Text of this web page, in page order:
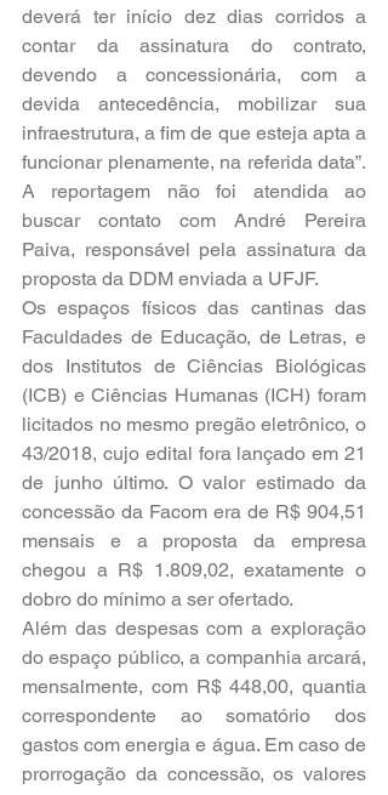
deverá ter início dez dias corridos a
contar da assinatura do contrato,
devendo a concessionária, com a
devida antecedência, mobilizar sua
infraestrutura, a fim de que esteja apta a
funcionar plenamente, na referida data”.
A reportagem não foi atendida ao
buscar contato com André Pereira
Paiva, responsável pela assinatura da
proposta da DDM enviada a UFJF.
Os espaços físicos das cantinas das
Faculdades de Educação, de Letras, e
dos Institutos de Ciências Biológicas
(ICB) e Ciências Humanas (ICH) foram
licitados no mesmo pregão eletrônico, o
43/2018, cujo edital fora lançado em 21
de junho último. O valor estimado da
concessão da Facom era de R$ 904,51
mensais e a proposta da empresa
chegou a R$ 1.809,02, exatamente o
dobro do mínimo a ser ofertado.
Além das despesas com a exploração
do espaço público, a companhia arcará,
mensalmente, com R$ 448,00, quantia
correspondente ao somatório dos
gastos com energia e água. Em caso de
prorrogação da concessão, os valores